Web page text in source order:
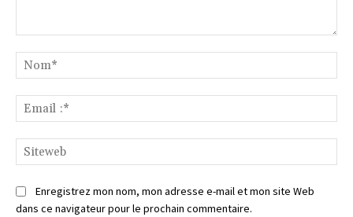
:*
Enregistrez mon nom, mon adresse e-mail et mon site Web
dans ce navigateur pour le prochain commentaire.